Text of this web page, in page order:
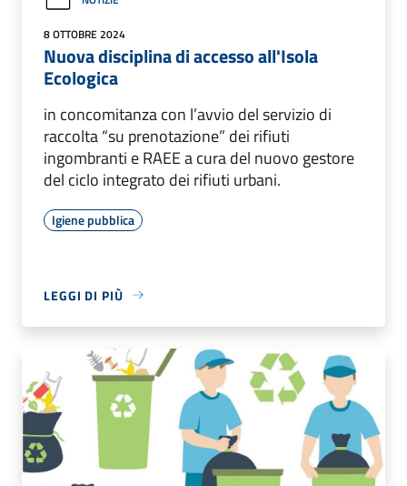
8 OTTOBRE 2024
Nuova disciplina di accesso all'Isola
Ecologica
in concomitanza con l’avvio del servizio di
raccolta “su prenotazione” dei rifiuti
ingombranti e RAEE a cura del nuovo gestore
del ciclo integrato dei rifiuti urbani.
Igiene pubblica
LEGGI DI PIÙ